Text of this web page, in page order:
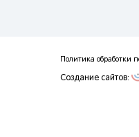
Политика обработки
Создание сайтов: